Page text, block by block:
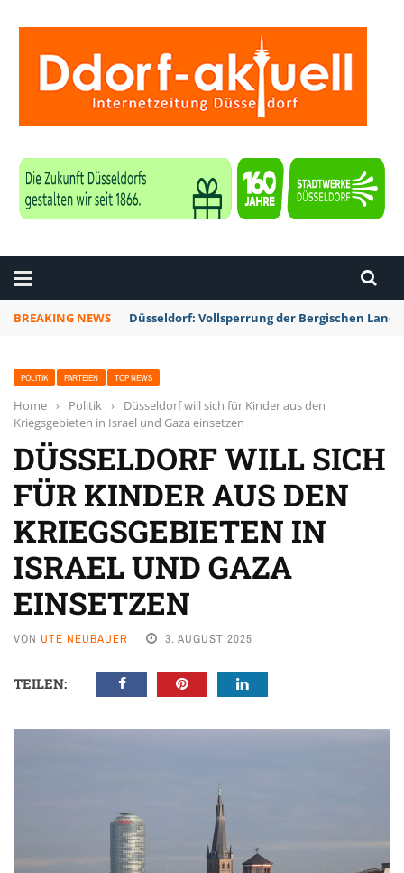
BREAKING NEWS Düsseldorf: Vollsperrung der Bergischen
POLITIK PARTEIEN TOP NEWS
Home › Politik ›
Düsseldorf will sich für Kinder aus den
Kriegsgebieten in Israel und Gaza einsetzen
DÜSSELDORF WILL SICH
FÜR KINDER AUS DEN
KRIEGSGEBIETEN IN
ISRAEL UND GAZA
EINSETZEN
VON UTE NEUBAUER 3. AUGUST 2025
TEILEN: